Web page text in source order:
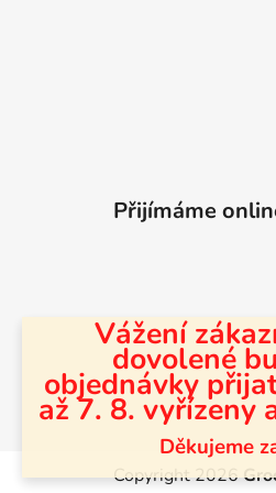
Vážení
dovolené
objednávky
až 7. 8. vyřízeny
Děkujeme
Přijímáme
Copyright 2026